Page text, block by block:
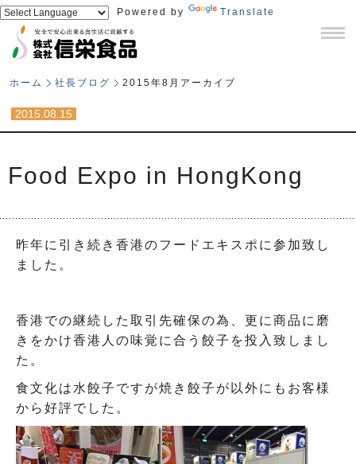
Powered by Translate
ホーム 社長ブログ 2015年8月アーカイブ
2015.08.15
Food Expo in HongKong
昨年に引き続き香港のフードエキスポに参加致し
ました。
香港での継続した取引先確保の為、更に商品に磨
きをかけ香港人の味覚に合う餃子を投入致しまし
た。
食文化は水餃子ですが焼き餃子が以外にもお客様
から好評でした。